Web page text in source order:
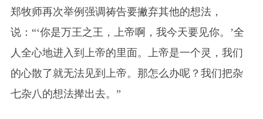
郑牧师再次举例强调祷告要撇弃其他的想法，
说：“‘你是万王之王，上帝啊，我今天要见你。’全
人全心地进入到上帝的里面。上帝是一个灵，我们
的心散了就无法见到上帝。那怎么办呢？我们把杂
七杂八的想法撵出去。”